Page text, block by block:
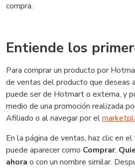
compra.
Entiende los
Para comprar un producto por
de ventas del producto que deseas
puede ser de Hotmart o externa, y
medio de una promoción realizada
Afiliado o al navegar por el
En la página de ventas, haz clic en
puede aparecer como Comprar,
ahora o con un nombre similar.